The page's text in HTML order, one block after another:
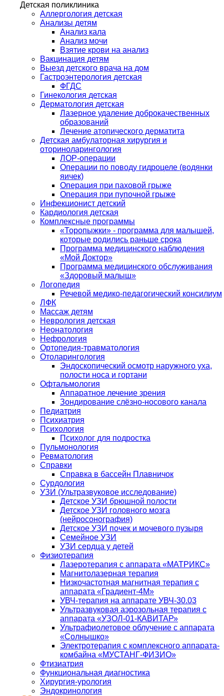
Детская поликлиника
Аллергология детская
Анализы детям
Анализ кала
Анализ мочи
Взятие крови на анализ
Вакцинация детям
Выезд детского врача на дом
Гастроэнтерология детская
ФГДС
Гинекология детская
Дерматология детская
Лазерное удаление доброкачественных
образований
Лечение атопического дерматита
Детская амбулаторная хирургия и
оториноларингология
ЛОР-операции
Операции по поводу гидроцеле (водянки
яичек)
Операция при паховой грыже
Операция при пупочной грыже
Инфекционист детский
Кардиология детская
Комплексные программы
«Торопыжки» - программа для малышей,
которые родились раньше срока
Программа медицинского наблюдения
«Мой Доктор»
Программа медицинского обслуживания
«Здоровый малыш»
Логопедия
Речевой медико-педагогический консилиум
ЛФК
Массаж детям
Неврология детская
Неонатология
Нефрология
Ортопедия-травматология
Отоларингология
Эндоскопический осмотр наружного уха,
полости носа и гортани
Офтальмология
Аппаратное лечение зрения
Зондирование слёзно-носового канала
Педиатрия
Психиатрия
Психология
Психолог для подростка
Пульмонология
Ревматология
Справки
Справка в бассейн Плавничок
Сурдология
УЗИ (Ультразвуковое исследование)
Детское УЗИ брюшной полости
Детское УЗИ головного мозга
(нейросонография)
Детское УЗИ почек и мочевого пузыря
Семейное УЗИ
УЗИ сердца у детей
Физиотерапия
Лазеротерапия с аппарата «МАТРИКС»
Магнитолазерная терапия
Низкочастотная магнитная терапия с
аппарата «Градиент-4М»
УВЧ-терапия на аппарате УВЧ-30.03
Ультразвуковая аэрозольная терапия с
аппарата «УЗОЛ-01-КАВИТАР»
Ультрафиолетовое облучение с аппарата
«Солнышко»
Электротерапия с комплексного аппарата-
комбайна «МУСТАНГ-ФИЗИО»
Фтизиатрия
Функциональная диагностика
Хирургия-урология
Эндокринология